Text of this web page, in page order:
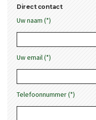
Direct contact
Uw naam (*)
Uw email (*)
Telefoonnummer (*)